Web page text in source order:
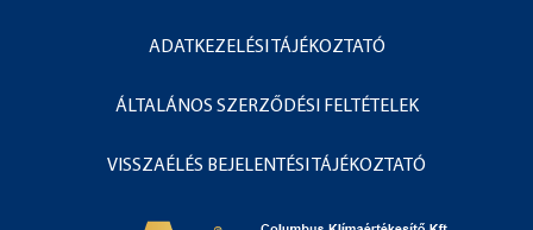
ADATKEZELÉSI TÁJÉKOZTATÓ
ÁLTALÁNOS SZERZŐDÉSI FELTÉTELEK
VISSZAÉLÉS BEJELENTÉSI TÁJÉKOZTATÓ